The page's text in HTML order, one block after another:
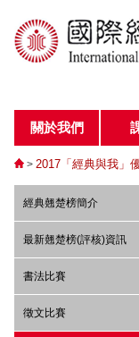
關於我們
> 2017「經典與我」
經典翹楚榜簡介
最新翹楚榜(評核)資訊
書法比賽
徵文比賽